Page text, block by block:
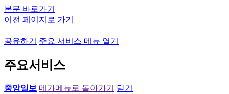
본문 바로가기
이전 페이지로 가기
공유하기 주요 서비스 메뉴 열기
주요서비스
중앙일보 메가메뉴로 돌아가기
닫기